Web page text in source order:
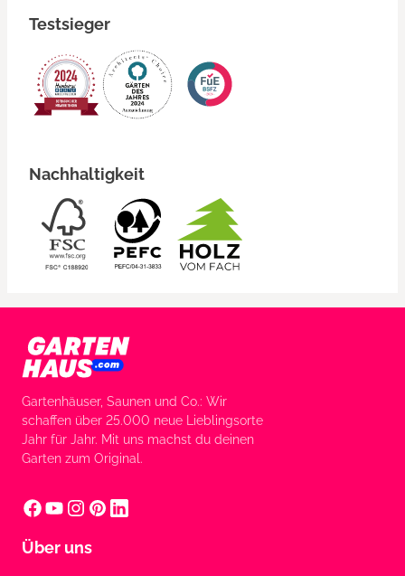
Testsieger
Nachhaltigkeit
Gartenhäuser, Saunen und Co.: Wir
schaffen über 25.000 neue Lieblingsorte
Jahr für Jahr. Mit uns machst du deinen
Garten zum Original.
Über uns